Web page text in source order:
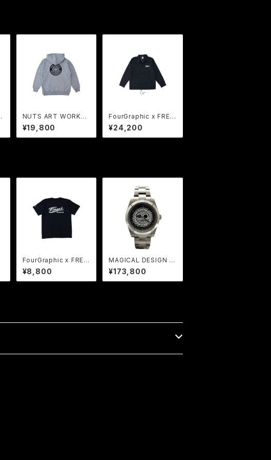
NUTS ART WORKS
x FREAK | COLLABO
RATION Sweat Hoo
die HG
¥19,800
FourGraphic x FREA
K | COLLABORATIO
N Jacket BK
¥24,200
FourGraphic x FREA
K | COLLABORATIO
N Tee BK
¥8,800
MAGICAL DESIGN x
FREAK | COLLABOR
ATION WATCH 40m
m SILVER
¥173,800